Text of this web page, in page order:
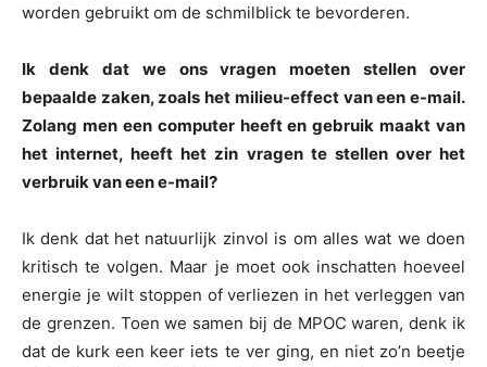
worden gebruikt om de schmilblick te bevorderen.
Ik denk dat we ons vragen moeten stellen over
bepaalde zaken, zoals het milieu-effect van een e-mail.
Zolang men een computer heeft en gebruik maakt van
het internet, heeft het zin vragen te stellen over het
verbruik van een e-mail?
Ik denk dat het natuurlijk zinvol is om alles wat we doen
kritisch te volgen. Maar je moet ook inschatten hoeveel
energie je wilt stoppen of verliezen in het verleggen van
de grenzen. Toen we samen bij de MPOC waren, denk ik
dat de kurk een keer iets te ver ging, en niet zo’n beetje